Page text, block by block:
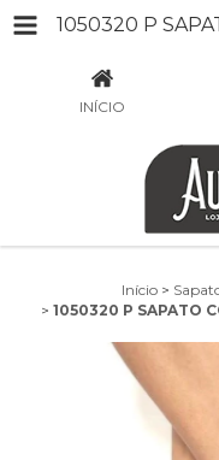
INÍCIO
Início >
> 1050320 P SAPATO